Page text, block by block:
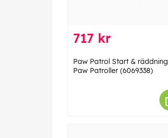
717 kr
Paw Patrol Start & räddning
Paw Patroller (6069338)